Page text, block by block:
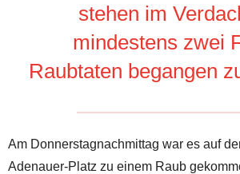
stehen im
mindestens zwei
Raubtaten begangen
Am Donnerstagnachmittag war es auf
Adenauer-Platz zu einem Raub